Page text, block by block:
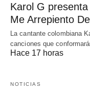
Karol G
Me Arrepiento
La cantante colombiana
canciones que
Hace 17 horas
NOTICIAS